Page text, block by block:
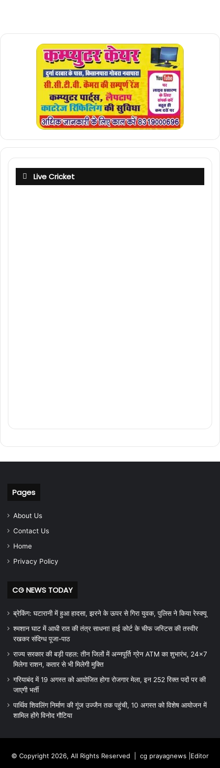
Live Cricket
Pages
About Us
Contact Us
Home
Privacy Policy
CG NEWS TODAY
ब्रेकिंग: घटारानी में हुआ हादसा, झरने के ऊपर से गिरा युवक, पुलिस ने किया रेस्क्यू
श्मशान घाट में आधी रात की तंत्र साधना! हाई कोर्ट के चीफ जस्टिस की तस्वीर
रखकर संदिग्ध पूजा-पाठ
राज्य सरकार की बड़ी पहल: तीन जिलों में अन्नपूर्ति ग्रेन ATM का शुभारंभ, 24×7
मिलेगा राशन, कतार से भी मिलेगी मुक्ति
गरियाबंद में 19 अगस्त को आयोजित होगा रोजगार मेला, इन 252 रिक्त पदों पर की
जाएगी भर्ती
पार्थिव शिवलिंग निर्माण की गूंज उज्जैन तक पहुंची, 10 अगस्त को विशेष आयोजन में
शामिल होंगे विनोद गौटिया
© Copyright 2026, All Rights Reserved | cg prayagnews |Editor